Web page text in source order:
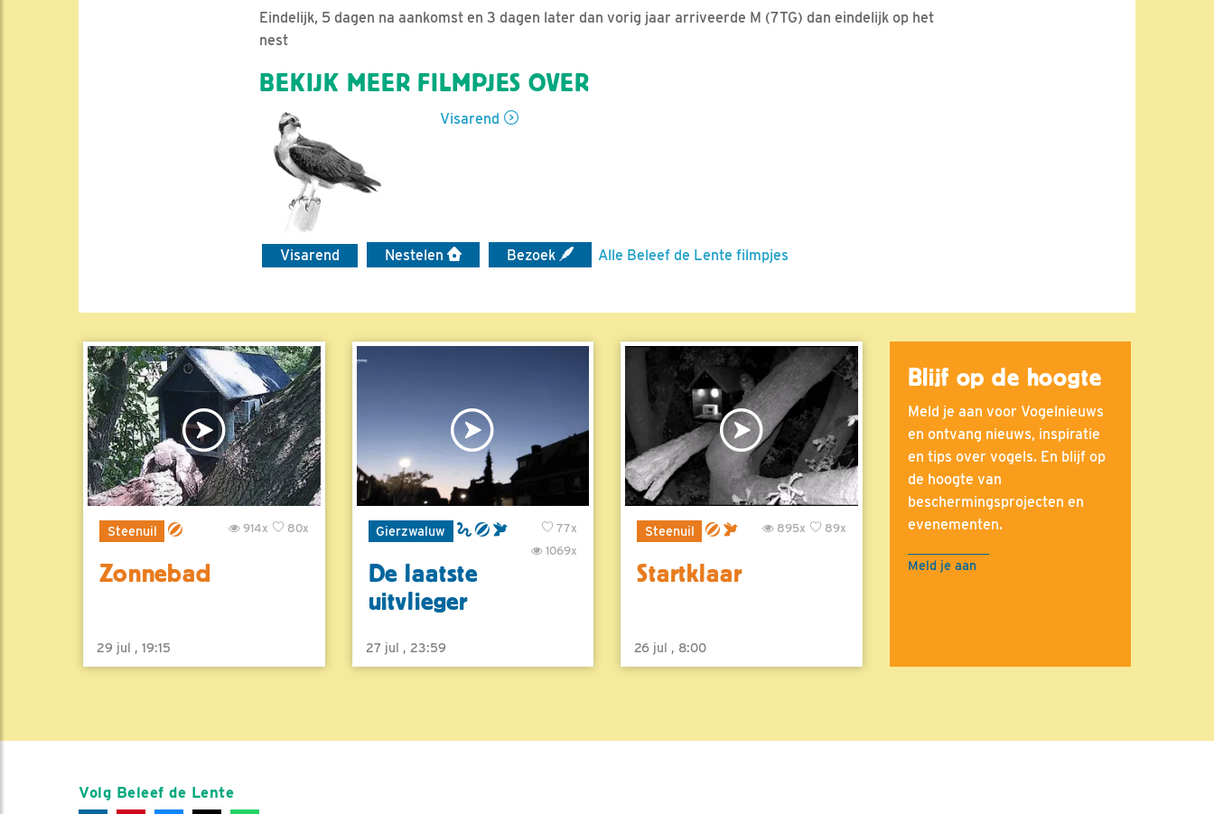
Eindelijk, 5 dagen na aankomst en 3 dagen later dan vorig jaar arriveerde M (7TG) dan eindelijk op het
nest
BEKIJK MEER FILMPJES OVER
Visarend
Visarend Nestelen Bezoek Alle Beleef de Lente filmpjes
Steenuil 80x
914x
Zonnebad
29 jul , 19:15
Gierzwaluw
77x
1069x
De laatste
uitvlieger
27 jul , 23:59
Steenuil 89x
895x
Startklaar
26 jul , 8:00
Blijf op de hoogte
Meld je aan voor Vogelnieuws
en ontvang nieuws, inspiratie
en tips over vogels. En blijf op
de hoogte van
beschermingsprojecten en
evenementen.
Meld je aan
Volg Beleef de Lente